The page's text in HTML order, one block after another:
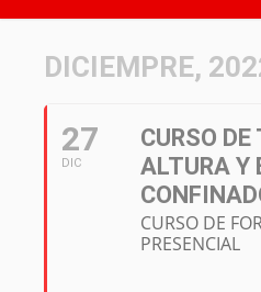
DICIEMPRE,
27
DIC
CURSO
ALTURA Y
CURSO DE
PRESENCIAL